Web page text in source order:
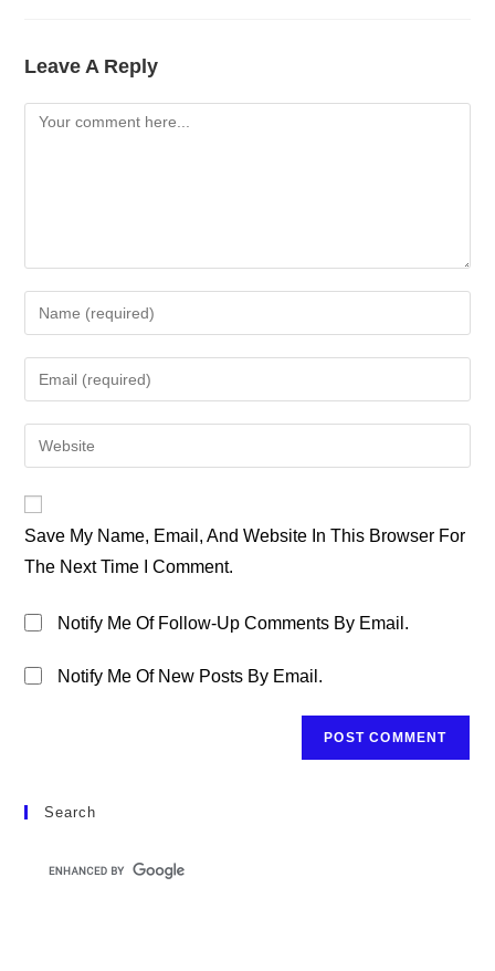
Leave A Reply
Comment
Your
Name
Or
To
Comment
Your
Email
Address
Your
URL
(optional)
Save My Name, Email, And Website In This Browser For
The Next Time I Comment.
Notify Me Of Follow-Up Comments By Email.
Notify Me Of New Posts By Email.
Search